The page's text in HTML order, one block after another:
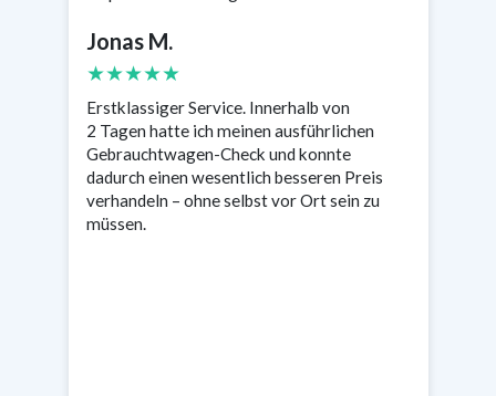
Jonas M.
★★★★★
Erstklassiger Service. Innerhalb von
2 Tagen hatte ich meinen ausführlichen
Gebrauchtwagen-Check und konnte
dadurch einen wesentlich besseren Preis
verhandeln – ohne selbst vor Ort sein zu
müssen.